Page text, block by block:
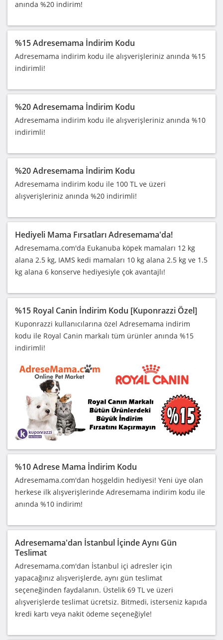
anında %20 indirim!
%15 Adresemama İndirim Kodu
Adresemama indirim kodu ile alışverişleriniz anında %15
indirimli!
%20 Adresemama İndirim Kodu
Adresemama indirim kodu ile alışverişleriniz anında %10
indirimli!
%20 Adresemama İndirim Kodu
Adresemama indirim kodu ile 100 TL ve üzeri
alışverişleriniz anında %20 indirimli!
Hediyeli Mama Fırsatları Adresemama'da!
Adresemama.com'da Eukanuba köpek mamaları 12 kg
alana 2.5 kg, IAMS kedi mamaları 10 kg alana 2.5 kg ve 1.5
kg alana 6 konserve hediyesiyle çok avantajlı!
%15 Royal Canin İndirim Kodu [Kuponrazzi Özel]
Kuponrazzi kullanıcılarına özel Adresemama indirim
kodu ile Royal Canin markalı tüm ürünler anında %15
indirimli!
%10 Adrese Mama İndirim Kodu
Adresemama.com'dan hoşgeldin hediyesi! Yeni üye olan
herkese ilk alışverişlerinde Adresemama indirim kodu ile
anında %10 indirim!
Adresemama'dan İstanbul İçinde Aynı Gün
Teslimat
Adresemama.com'dan İstanbul içi adresler için
yapacağınız alışverişlerde, aynı gün teslimat
seçeneğinden faydalanın. Üstelik 69 TL ve üzeri
alışverişlerde teslimat ücretsiz. Bitmedi, isterseniz kapıda
kredi kartı veya nakit ödeme seçeneğiyle!